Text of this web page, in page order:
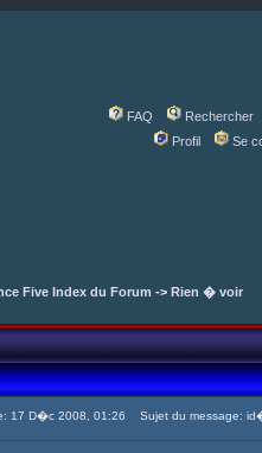
FAQ
Rechercher
Profil
Se
Five Index du Forum -> Rien � voir
17 D�c 2008, 01:26 Sujet du message: